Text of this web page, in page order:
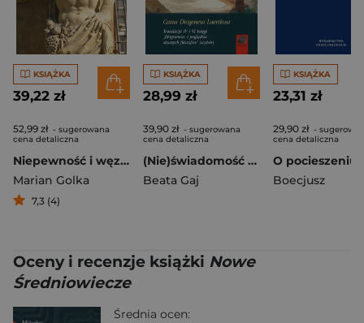
KSIĄŻKA
39,22 zł
52,99 zł - sugerowana
cena detaliczna
Niepewność i węzły losu
Marian Golka
7,3 (4)
KSIĄŻKA
28,99 zł
39,90 zł - sugerowana
cena detaliczna
(Nie)świadomość twórcy?Casus Diogenesa Laertiosa Translacja IV i VI księgi,,Biogramów i poglądów słynnych filozofów''(wybór)
Beata Gaj
KSIĄŻKA
23,31 zł
29,90 zł -
cena detaliczna
Boecjusz
Oceny i recenzje książki Nowe
Średniowiecze
Średnia ocen: